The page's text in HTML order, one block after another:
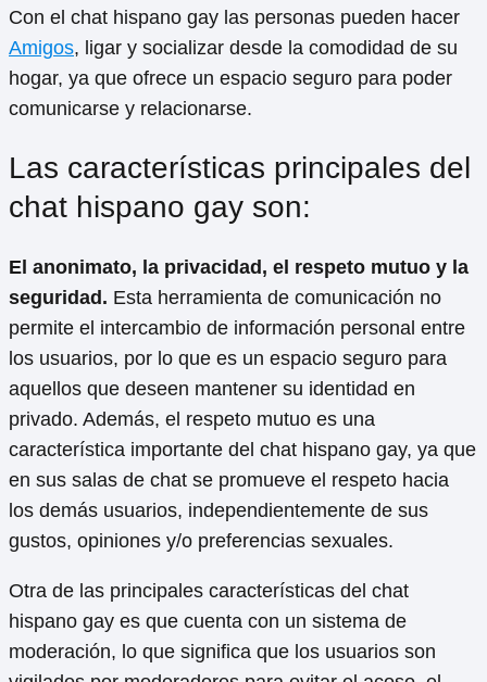
Con el chat hispano gay las personas pueden hacer
Amigos, ligar y socializar desde la comodidad de su
hogar, ya que ofrece un espacio seguro para poder
comunicarse y relacionarse.
Las características principales del
chat hispano gay son:
El anonimato, la privacidad, el respeto mutuo y la
seguridad. Esta herramienta de comunicación no
permite el intercambio de información personal entre
los usuarios, por lo que es un espacio seguro para
aquellos que deseen mantener su identidad en
privado. Además, el respeto mutuo es una
característica importante del chat hispano gay, ya que
en sus salas de chat se promueve el respeto hacia
los demás usuarios, independientemente de sus
gustos, opiniones y/o preferencias sexuales.
Otra de las principales características del chat
hispano gay es que cuenta con un sistema de
moderación, lo que significa que los usuarios son